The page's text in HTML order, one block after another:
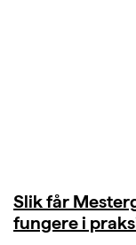
Slik får
fungere i